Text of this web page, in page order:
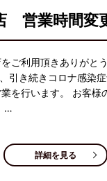
営業時間変
ご利用頂きありがと
引き続きコロナ感染
業を行います。 お客様
…
詳細を見る